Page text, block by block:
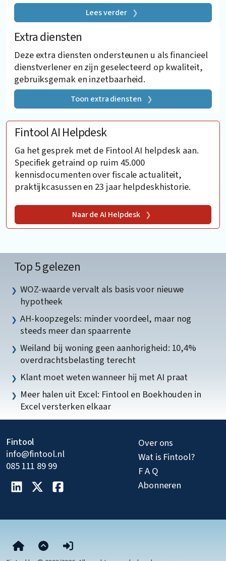
Lees verder
Extra diensten
Deze extra diensten ondersteunen u als financieel
dienstverlener en zijn geselecteerd op kwaliteit,
gebruiksgemak en inzetbaarheid.
Toon extra diensten
Fintool AI Helpdesk
Ga het gesprek met de Fintool AI helpdesk aan.
Specifiek getraind op ruim 45.000
kennisdocumenten over fiscale actualiteit,
praktijkcasussen en 23 jaar helpdeskhistorie.
Naar de AI Helpdesk
Top 5 gelezen
WOZ-waarde vervalt als basis voor nieuwe
hypotheek
AH-koopzegels: minder voordeel, maar nog
steeds meer dan spaarrente
Weiland bij woning geen aanhorigheid: 10,4%
overdrachtsbelasting terecht
Klant moet weten wanneer hij met AI praat
Meer halen uit Excel: Fintool en Boekhouden in
Excel versterken elkaar
Fintool
info@fintool.nl
085 111 89 99
Over ons
Wat is Fintool?
F A Q
Abonneren